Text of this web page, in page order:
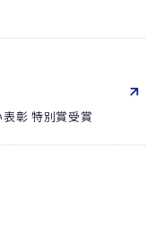
彰 特別賞受賞